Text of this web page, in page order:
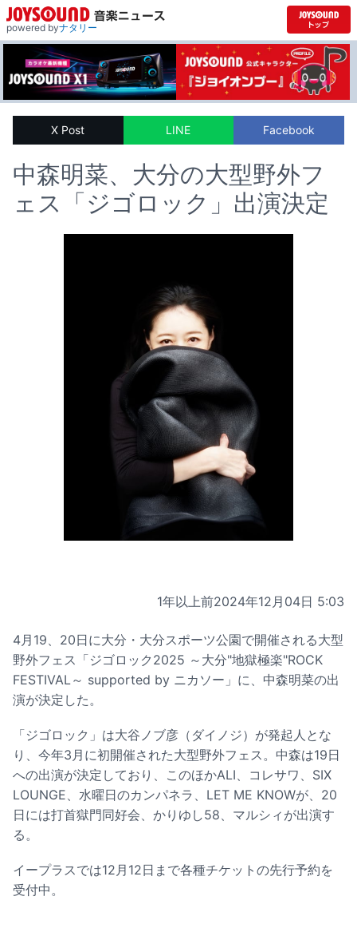
powered byナタリー
X Post LINE Facebook
中森明菜、大分の大型野外フ
ェス「ジゴロック」出演決定
1年以上前2024年12月04日 5:03
4月19、20日に大分・大分スポーツ公園で開催される大型
野外フェス「ジゴロック2025 ～大分"地獄極楽"ROCK
FESTIVAL～ supported by ニカソー」に、中森明菜の出
演が決定した。
「ジゴロック」は大谷ノブ彦（ダイノジ）が発起人とな
り、今年3月に初開催された大型野外フェス。中森は19日
への出演が決定しており、このほかALI、コレサワ、SIX
LOUNGE、水曜日のカンパネラ、LET ME KNOWが、20
日には打首獄門同好会、かりゆし58、マルシィが出演す
る。
イープラスでは12月12日まで各種チケットの先行予約を
受付中。